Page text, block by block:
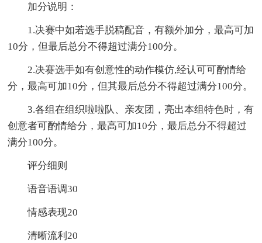
加分说明：
1.决赛中如若选手脱稿配音，有额外加分，最高可加
10分，但最后总分不得超过满分100分。
2.决赛选手如有创意性的动作模仿,经认可可酌情给
分，最高可加10分，但其最后总分不得超过满分100分。
3.各组在组织啦啦队、亲友团，亮出本组特色时，有
创意者可酌情给分，最高可加10分，最后总分不得超过
满分100分。
评分细则
语音语调30
情感表现20
清晰流利20